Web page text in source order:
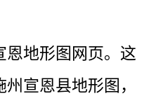
恩地形图网页。这
宣恩县地形图，